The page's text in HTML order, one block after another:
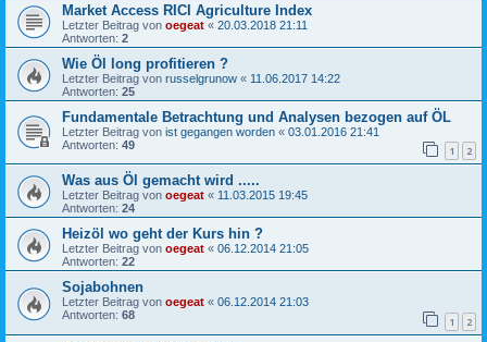
Market Access RICI Agriculture Index
Letzter Beitrag von oegeat « 20.03.2018 21:11
Antworten: 2
Wie Öl long profitieren ?
Letzter Beitrag von russelgrunow « 11.06.2017 14:22
Antworten: 25
Fundamentale Betrachtung und Analysen bezogen auf ÖL
Letzter Beitrag von ist gegangen worden « 03.01.2016 21:41
Antworten: 49 1 2
Was aus Öl gemacht wird .....
Letzter Beitrag von oegeat « 11.03.2015 19:45
Antworten: 24
Heizöl wo geht der Kurs hin ?
Letzter Beitrag von oegeat « 06.12.2014 21:05
Antworten: 22
Sojabohnen
Letzter Beitrag von oegeat « 06.12.2014 21:03
Antworten: 68 1 2